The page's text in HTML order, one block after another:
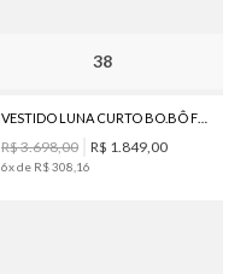
38
R$3.698,00 R$ 1 849 00
6x de R$308 16